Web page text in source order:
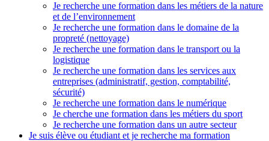
Je recherche une formation dans les métiers de la nature
et de l’environnement
Je recherche une formation dans le domaine de la
propreté (nettoyage)
Je recherche une formation dans le transport ou la
logistique
Je recherche une formation dans les services aux
entreprises (administratif, gestion, comptabilité,
sécurité)
Je recherche une formation dans le numérique
Je cherche une formation dans les métiers du sport
Je recherche une formation dans un autre secteur
Je suis élève ou étudiant et je recherche ma formation